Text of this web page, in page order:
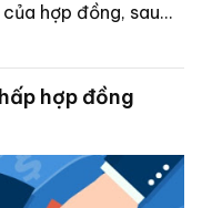
hợp đồng, sau
hợp đồng